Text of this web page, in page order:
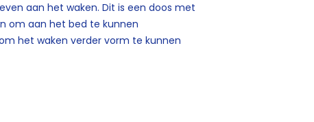
aan het waken. Dit is een doos met
om aan het bed te kunnen
het waken verder vorm te kunnen